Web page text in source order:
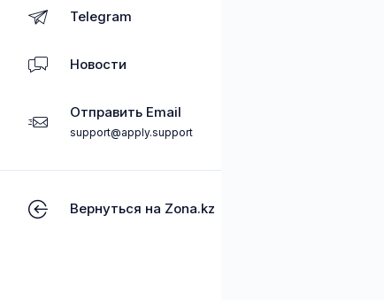
Telegram
Новости
Отправить Email
support@apply.support
Вернуться на Zona.kz